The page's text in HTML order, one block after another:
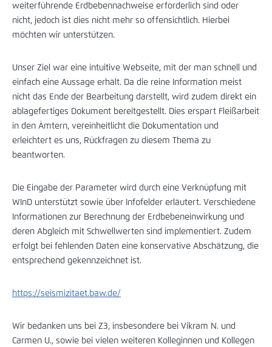
weiterführende Erdbebennachweise erforderlich sind oder
nicht, jedoch ist dies nicht mehr so offensichtlich. Hierbei
möchten wir unterstützen.
Unser Ziel war eine intuitive Webseite, mit der man schnell und
einfach eine Aussage erhält. Da die reine Information meist
nicht das Ende der Bearbeitung darstellt, wird zudem direkt ein
ablagefertiges Dokument bereitgestellt. Dies erspart Fleißarbeit
in den Ämtern, vereinheitlicht die Dokumentation und
erleichtert es uns, Rückfragen zu diesem Thema zu
beantworten.
Die Eingabe der Parameter wird durch eine Verknüpfung mit
WInD unterstützt sowie über Infofelder erläutert. Verschiedene
Informationen zur Berechnung der Erdbebeneinwirkung und
deren Abgleich mit Schwellwerten sind implementiert. Zudem
erfolgt bei fehlenden Daten eine konservative Abschätzung, die
entsprechend gekennzeichnet ist.
https://seismizitaet.baw.de/
Wir bedanken uns bei Z3, insbesondere bei Vikram N. und
Carmen U., sowie bei vielen weiteren Kolleginnen und Kollegen